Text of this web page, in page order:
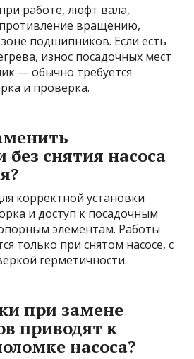
работе, люфт вала,
вращению,
подшипников. Если есть
износ посадочных мест
— обычно требуется
и проверка.
снятия насоса
корректной установки
и доступ к посадочным
элементам. Работы
только при снятом насосе, с
герметичности.
при замене
приводят к
насоса?